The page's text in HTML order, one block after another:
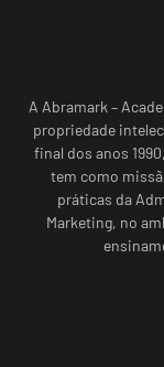
A Abramark –
propriedade
final dos anos
tem como
práticas da
Marketing, no